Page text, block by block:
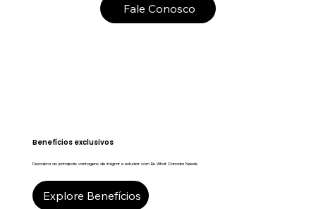
Fale Conosco
Benefícios exclusivos
Descubra as principais vantagens de imigrar e estudar com Be What Canada Needs.
Explore Benefícios